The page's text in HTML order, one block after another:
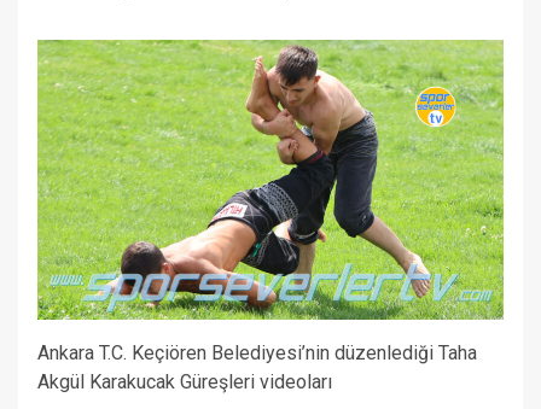
Ankara T.C. Keçiören Belediyesi’nin düzenlediği Taha
Akgül Karakucak Güreşleri videoları